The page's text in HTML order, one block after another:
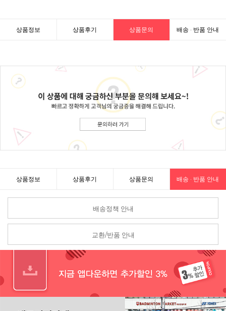
상품정보 상품후기 상품문의 배송 · 반품 안내
상품정보 상품후기 상품문의 배송 · 반품 안내
배송정책 안내
교환/반품 안내